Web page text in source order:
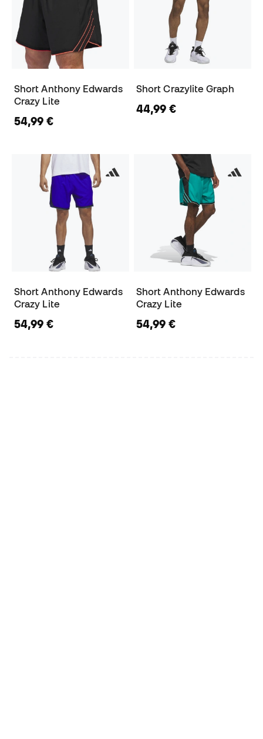
Short Anthony Edwards
Crazy Lite
54,99 €
Short Crazylite Graph
44,99 €
Short Anthony Edwards
Crazy Lite
54,99 €
Short Anthony Edwards
Crazy Lite
54,99 €